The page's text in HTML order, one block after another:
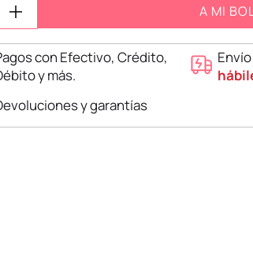
A MI
con Efectivo, Crédito,
y más.
Envío
y garantías